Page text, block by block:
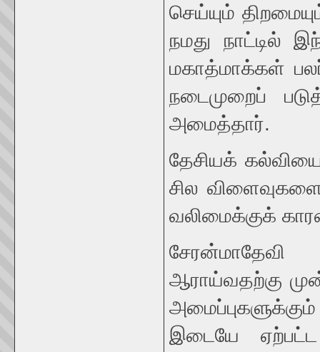
செய்யும்
நமது நாட்டில்
மகாத்மாக்கள்
நடைமுறைப்
அமைத்தார்.
தேசியக்
சில
வலிமைக்குக்
ஆராய்வதற்கு
இடையே